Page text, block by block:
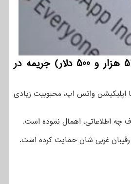
توسعه دهندگان: پیامرسان واتساپ به سبب کوتاهی در حذف محتوای ممنوع، برای نخستین بار با حداکثر چهار میلیون روبل (51 هزار و 500 دلار) جریمه در
اپلیکیشن واتس اپ، محبوبیت زیادی
چه اطلاعاتی، اهمال نموده است.
رقیبان غربی شان حمایت کرده است.